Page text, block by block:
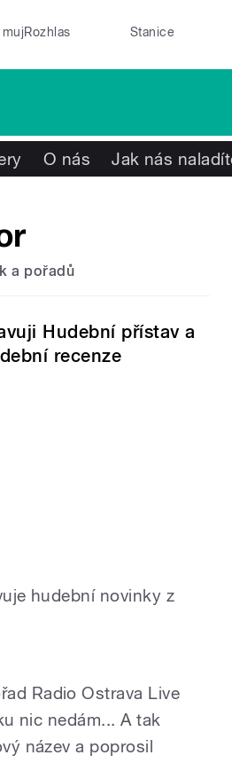
mujRozhlas Stanice
O nás Jak nás
a pořadů
Hudební přístav a
recenze
hudební novinky z
Radio Ostrava Live
nic nedám... A tak
název a poprosil